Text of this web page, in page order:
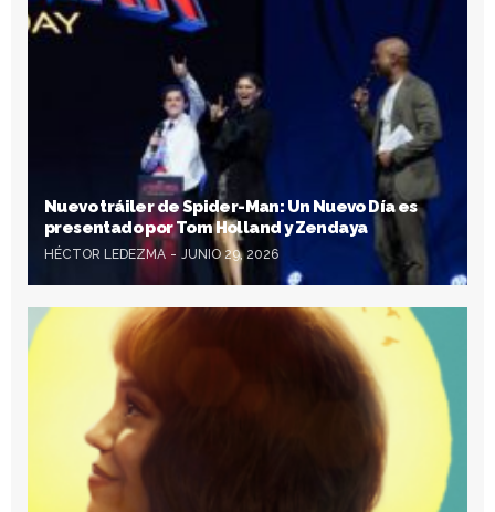
Nuevo tráiler de Spider-Man: Un Nuevo Día es
presentado por Tom Holland y Zendaya
HÉCTOR LEDEZMA JUNIO 29, 2026